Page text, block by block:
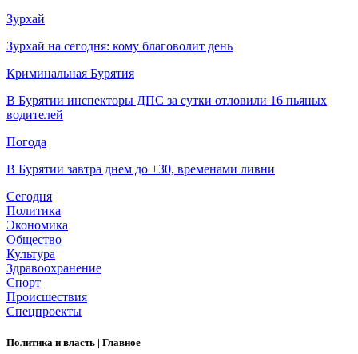
Зурхай
Зурхай на сегодня: кому благоволит день
Криминальная Бурятия
В Бурятии инспекторы ДПС за сутки отловили 16 пьяных
водителей
Погода
В Бурятии завтра днем до +30, временами ливни
Сегодня
Политика
Экономика
Общество
Культура
Здравоохранение
Спорт
Происшествия
Спецпроекты
Политика и власть | Главное